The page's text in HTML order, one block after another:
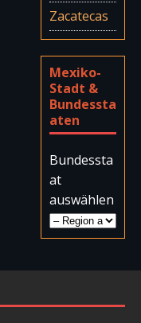
Zacatecas
Mexiko-
Stadt &
Bundessta
aten
Bundessta
at
auswählen